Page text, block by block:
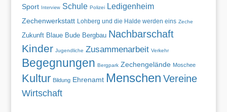
Sport Interview Schule Polizei Ledigenheim
Zechenwerkstatt Lohberg und die Halde werden eins Zeche
Zukunft Blaue Bude Bergbau Nachbarschaft
Kinder Jugendliche Zusammenarbeit Verkehr
Begegnungen Bergpark Zechengelände Moschee
Kultur Bildung Ehrenamt Menschen Vereine
Wirtschaft